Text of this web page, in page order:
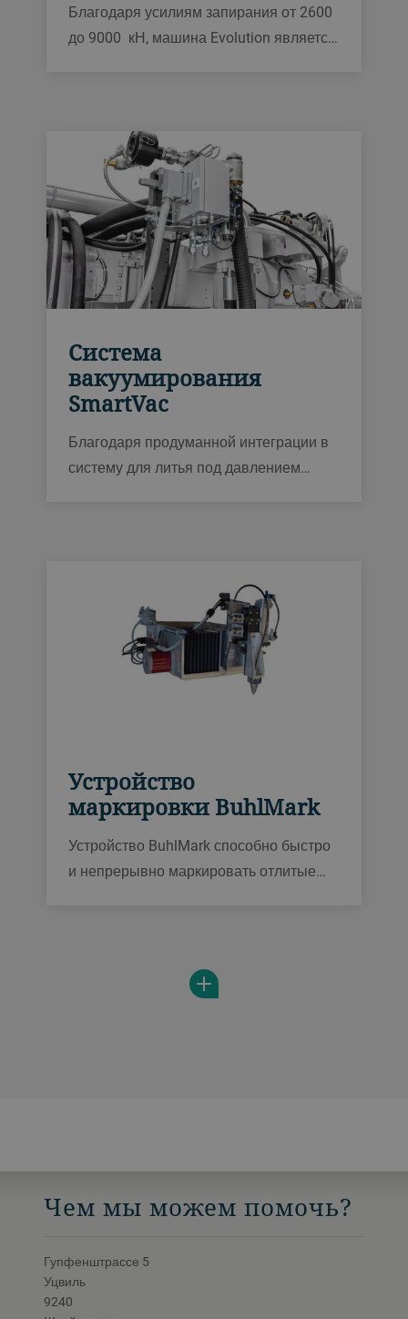
Благодаря усилиям запирания от 2600
до 9000 кН, машина Evolution является
производительность на 30 %.
Система
вакуумирования
SmartVac
Благодаря продуманной интеграции в
систему для литья под давлением
процесса и улучшения качества литых
Устройство
маркировки BuhlMark
Устройство BuhlMark способно быстро
и непрерывно маркировать отлитые
управлением предназначена для
использования с машинами Evolution,
Чем мы можем помочь?
Гупфенштрассе 5
Уцвиль
9240